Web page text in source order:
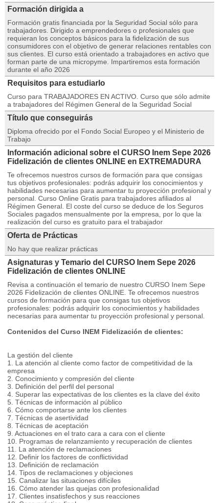
Formación dirigida a
Formación gratis financiada por la Seguridad Social sólo para
trabajadores. Dirigido a emprendedores o profesionales que
requieran los conceptos básicos para la fidelización de sus
consumidores con el objetivo de generar relaciones rentables con
sus clientes. El curso está orientado a trabajadores en activo que
forman parte de una micropyme. Impartiremos esta formación
durante el año 2026
Requisitos para estudiarlo
Curso para TRABAJADORES EN ACTIVO. Curso que sólo admite
a trabajadores del Régimen General de la Seguridad Social
Título que conseguirás
Diploma ofrecido por el Fondo Social Europeo y el Ministerio de
Trabajo
Información adicional sobre el CURSO Inem Sepe 2026
Fidelización de clientes ONLINE en EXTREMADURA
Te ofrecemos nuestros cursos de formación para que consigas
tus objetivos profesionales: podrás adquirir los conocimientos y
habilidades necesarias para aumentar tu proyección profesional y
personal. Curso Online Gratis para trabajadores afiliados al
Régimen General. El coste del curso se deduce de los Seguros
Sociales pagados mensualmente por la empresa, por lo que la
realización del curso es gratuito para el trabajador
Oferta de Prácticas
No hay que realizar prácticas
Asignaturas y Temario del CURSO Inem Sepe 2026
Fidelización de clientes ONLINE
Revisa a continuación el temario de nuestro CURSO Inem Sepe
2026 Fidelización de clientes ONLINE. Te ofrecemos nuestros
cursos de formación para que consigas tus objetivos
profesionales: podrás adquirir los conocimientos y habilidades
necesarias para aumentar tu proyección profesional y personal.
Contenidos del Curso INEM Fidelización de clientes:
La gestión del cliente
1. La atención al cliente como factor de competitividad de la
empresa
2. Conocimiento y compresión del cliente
3. Definición del perfil del personal
4. Superar las expectativas de los clientes es la clave del éxito
5. Técnicas de información al público
6. Cómo comportarse ante los clientes
7. Técnicas de asertividad
8. Técnicas de aceptación
9. Actuaciones en el trato cara a cara con el cliente
10. Programas de relanzamiento y recuperación de clientes
11. La atención de reclamaciones
12. Definir los factores de conflictividad
13. Definición de reclamación
14. Tipos de reclamaciones y objeciones
15. Canalizar las situaciones difíciles
16. Cómo atender las quejas con profesionalidad
17. Clientes insatisfechos y sus reacciones